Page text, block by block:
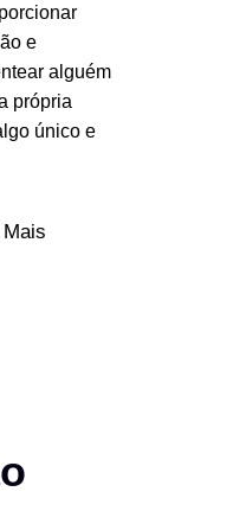
e
alguém
própria
único e